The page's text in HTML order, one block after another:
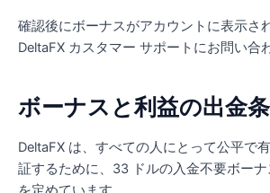
確認後にボーナスがアカウントに表示さ
DeltaFX カスタマー サポートにお問い合
ボーナスと利益の出金
DeltaFX は、すべての人にとって公平で
証するために、33 ドルの入金不要ボー